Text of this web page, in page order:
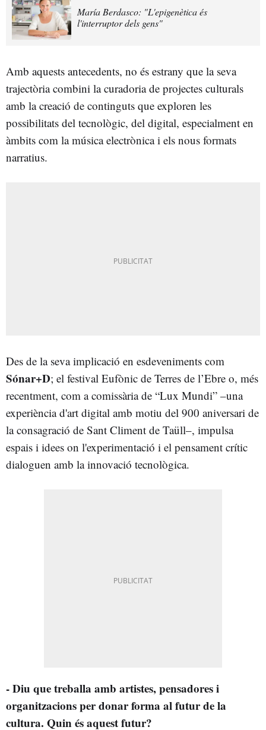
María Berdasco: "L'epigenètica és
l'interruptor dels gens"
Amb aquests antecedents, no és estrany que la seva
trajectòria combini la curadoria de projectes culturals
amb la creació de continguts que exploren les
possibilitats del tecnològic, del digital, especialment en
àmbits com la música electrònica i els nous formats
narratius.
Des de la seva implicació en esdeveniments com
Sónar+D; el festival Eufònic de Terres de l’Ebre o, més
recentment, com a comissària de “Lux Mundi” –una
experiència d'art digital amb motiu del 900 aniversari de
la consagració de Sant Climent de Taüll–, impulsa
espais i idees on l'experimentació i el pensament crític
dialoguen amb la innovació tecnològica.
- Diu que treballa amb artistes, pensadores i
organitzacions per donar forma al futur de la
cultura. Quin és aquest futur?